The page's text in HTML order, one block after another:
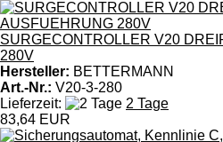
SURGECONTROLLER V20
280V
Hersteller: BETTERMANN
Art.-Nr.: V20-3-280
Lieferzeit:
2 Tage
83,64 EUR